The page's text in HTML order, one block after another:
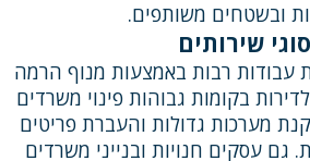
ובשטחים משותפים.
סוגי שירותים
עבודות רבות באמצעות מנוף הרמה
בקומות גבוהות פינוי משרדים
מערכות גדולות והעברת פריטים
גם עסקים חנויות ובנייני משרדים